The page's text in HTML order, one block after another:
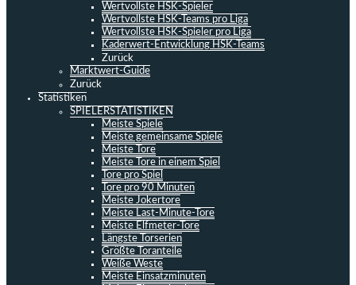
Wertvollste HSK-Spieler
Wertvollste HSK-Teams pro Liga
Wertvollste HSK-Spieler pro Liga
Kaderwert-Entwicklung HSK-Teams
Zurück
Marktwert-Guide
Zurück
Statistiken
SPIELERSTATISTIKEN
Meiste Spiele
Meiste gemeinsame Spiele
Meiste Tore
Meiste Tore in einem Spiel
Tore pro Spiel
Tore pro 90 Minuten
Meiste Jokertore
Meiste Last-Minute-Tore
Meiste Elfmeter-Tore
Längste Torserien
Größte Toranteile
Weiße Weste
Meiste Einsatzminuten